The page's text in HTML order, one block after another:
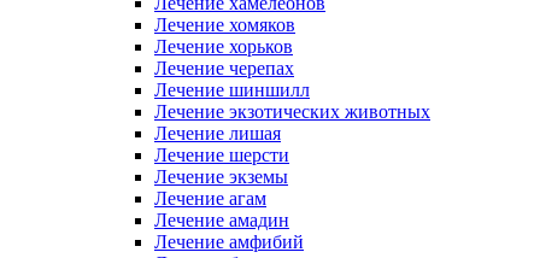
Лечение хомяков
Лечение хорьков
Лечение черепах
Лечение шиншилл
Лечение экзотических животных
Лечение лишая
Лечение шерсти
Лечение экземы
Лечение агам
Лечение амадин
Лечение амфибий